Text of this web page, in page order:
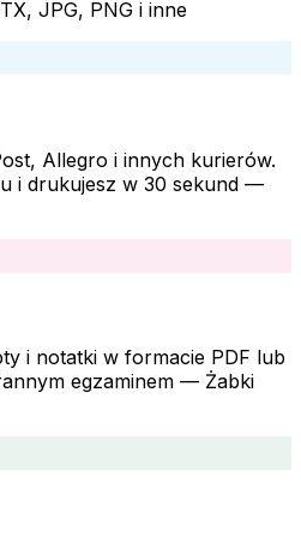
JPG, PNG i inne
Allegro i innych kurierów.
i drukujesz w 30 sekund —
i notatki w formacie PDF lub
egzaminem — Żabki